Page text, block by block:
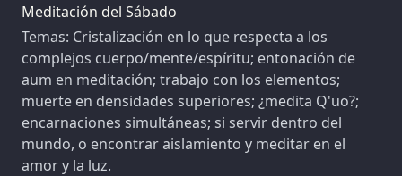
Meditación del Sábado
Temas: Cristalización en lo que respecta a los
complejos cuerpo/mente/espíritu; entonación de
aum en meditación; trabajo con los elementos;
muerte en densidades superiores; ¿medita Q'uo?;
encarnaciones simultáneas; si servir dentro del
mundo, o encontrar aislamiento y meditar en el
amor y la luz.